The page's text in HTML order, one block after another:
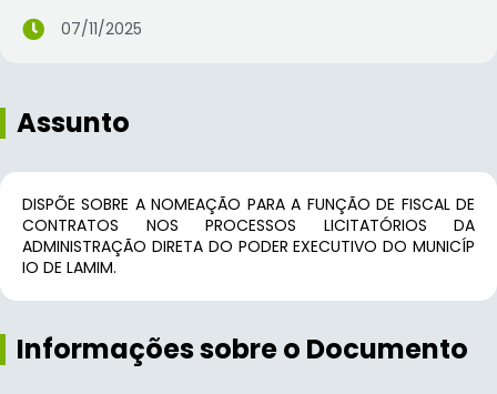
07/11/2025
Assunto
DISPÕE SOBRE A NOMEAÇÃO PARA A FUNÇÃO DE FISCAL DE
CONTRATOS NOS PROCESSOS LICITATÓRIOS DA
ADMINISTRAÇÃO DIRETA DO PODER EXECUTIVO DO MUNICÍP
IO DE LAMIM.
Informações sobre o Documento